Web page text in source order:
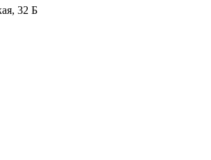
32 Б